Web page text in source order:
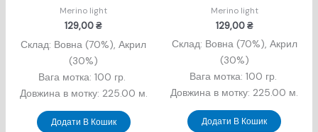
Merino light
129,00₴
Склад: Вовна (70%), Акрил
(30%)
Вага мотка: 100 гр.
Довжина в мотку: 225.00 м.
Додати В Кошик
Merino light
129,00₴
Склад: Вовна (70%), Акрил
(30%)
Вага мотка: 100 гр.
Довжина в мотку: 225.00 м.
Додати В Кошик